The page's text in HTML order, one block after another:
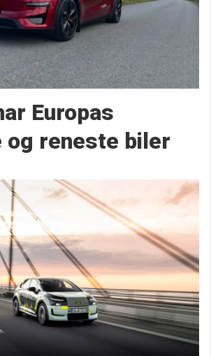
Europas
og reneste biler